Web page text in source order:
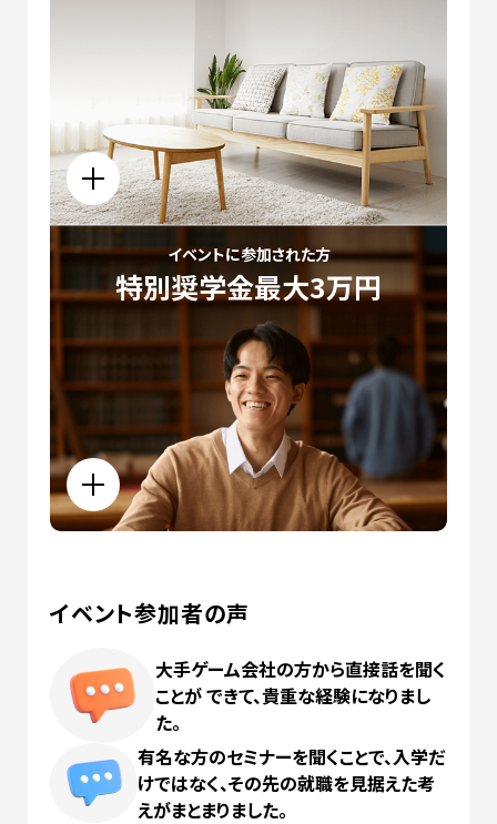
イベントに参加された方
特別奨学金最大3万円
イベント参加者の声
大手ゲーム会社の方から直接話を聞く
ことができて、貴重な経験になりまし
た。
有名な方のセミナーを聞くことで、入学だ
けではなく、その先の就職を見据えた考
えがまとまりました。